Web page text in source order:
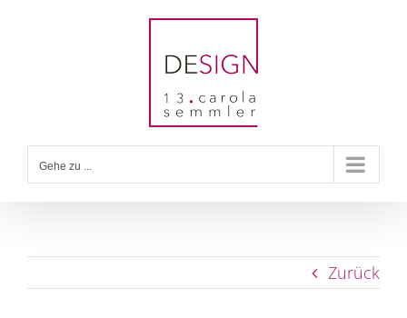
Gehe zu ...
Zurück